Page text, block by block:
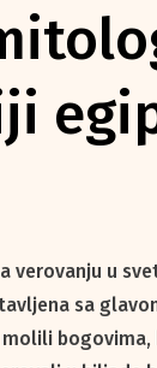
verovanju u
sa